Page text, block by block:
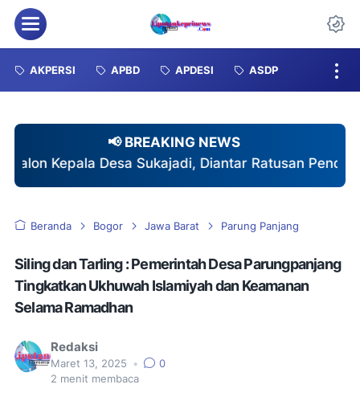
Menu
AKPERSI APBD APDESI ASDP
📢 BREAKING NEWS
Sukajadi, Diantar Ratusan Pendukung dengan Yel-
Beranda Bogor Jawa Barat Parung Panjang
Siling dan Tarling : Pemerintah Desa Parungpanjang
Tingkatkan Ukhuwah Islamiyah dan Keamanan
Selama Ramadhan
Redaksi
Maret 13, 2025 •
0
2 menit membaca